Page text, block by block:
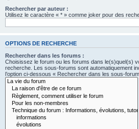
Rechercher par auteur :
Utilisez le caractère « * » comme joker pour des
OPTIONS DE RECHERCHE
Rechercher dans les forums :
Choisissez le forum ou les forums dans le(s)quel(s)
recherche. Les sous-forums sont automatiquement
l’option ci-dessous « Rechercher dans les sous-